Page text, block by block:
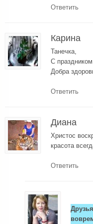
Ответить
Карина
Танечка,
С
Добра
Ответить
Диана
Христос
красота
Ответить